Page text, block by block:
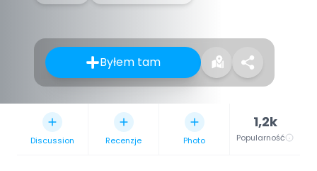
Byłem tam
Discussion Recenzje Photo
1,2k
Popularność